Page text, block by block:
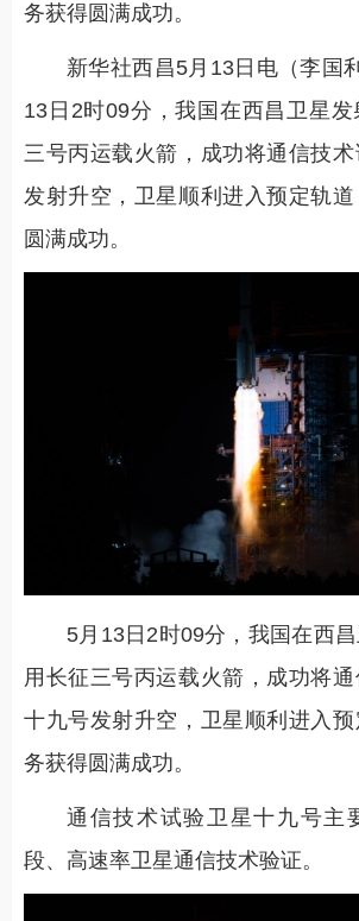
务获得圆满成功。
新华社西昌5月13日电（李国
13日2时09分，我国在西昌卫星
三号丙运载火箭，成功将通信技
发射升空，卫星顺利进入预定轨
圆满成功。
5月13日2时09分，我国在西
用长征三号丙运载火箭，成功将
十九号发射升空，卫星顺利进入
务获得圆满成功。
通信技术试验卫星十九号主
段、高速率卫星通信技术验证。